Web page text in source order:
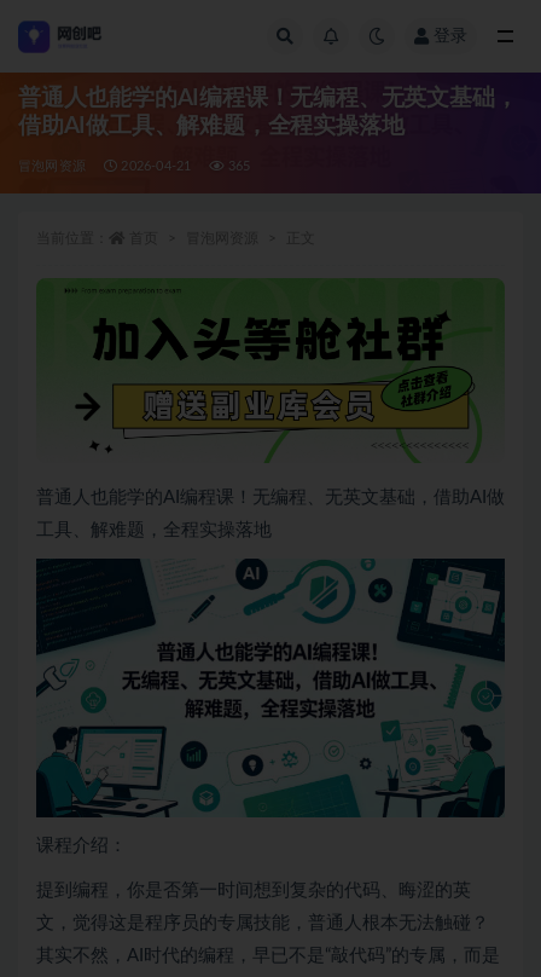
登录
普通人也能学的AI编程课！无编程、无英文基础，
借助AI做工具、解难题，全程实操落地
冒泡网资源 2026-04-21 365
普通人也能学的AI编程课！无编程、无英文基础，借助AI做
工具、解难题，全程实操落地
课程介绍：
提到编程，你是否第一时间想到复杂的代码、晦涩的英
文，觉得这是程序员的专属技能，普通人根本无法触碰？
其实不然，AI时代的编程，早已不是“敲代码”的专属，而是